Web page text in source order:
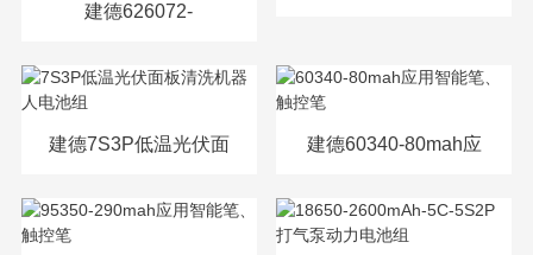
建德626072-
建德7S3P低温光伏面 建德60340-80mah应